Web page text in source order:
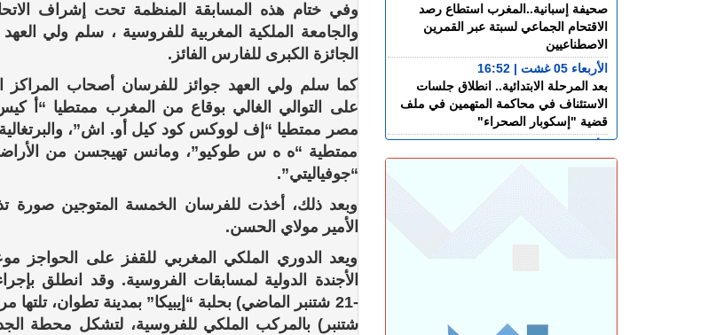
وفي ختام هذه المسابقة المنظمة تحت إشراف
والجامعة الملكية المغربية للفروسية ، سلم ولي
الجائزة الكبرى للفارس الفائز.
كما سلم ولي العهد جوائز للفرسان أصحاب المراكز
على التوالي الغالي بوقاع من المغرب ممتطيا “أ
مصر ممتطيا “إف لووكس كود كيل أو. اش”،
ممتطية “ه ه س طوكيو”، ومانس تهيجسن من
“جوفياليتي”.
وبعد ذلك، أخذت للفرسان الخمسة المتوجين صورة
الأمير مولاي الحسن.
ويعد الدوري الملكي المغربي للقفز على الحواجز
صحيفة إسبانية..المغرب استطاع رصد
الاقتحام الجماعي لسبتة عبر القمرين
الاصطناعيين
الأربعاء 05 غشت | 16:52
بعد المرحلة الابتدائية.. انطلاق جلسات
الاستئناف في محاكمة المتهمين في ملف
قضية "إسكوبار الصحراء"
احتلال الملك العمومي يحاصر منزل أسرة
ببئر الشفاء.. والعائلة تطلب الإنصاف
الأربعاء 05 غشت | 15:13
طنجة المتوسط.. إحباط محاولة لتهريب